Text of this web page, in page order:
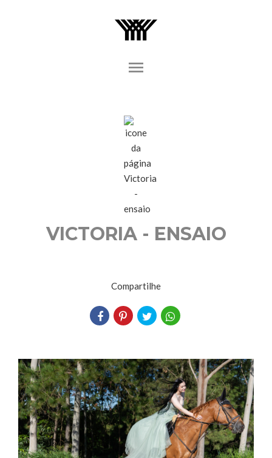
menu
VICTORIA - ENSAIO
Compartilhe